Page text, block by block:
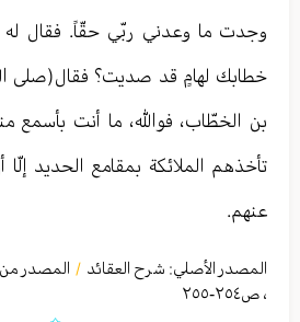
وجدت ما وعدني ربّي حقّاً. فقال له
خطابك لهامٍ قد صديت؟ فقال(صلى
بن الخطّاب، فوالله، ما أنت بأسمع
تأخذهم الملائكة بمقامع الحديد
عنهم.
المصدر الأصلي: شرح العقائد / المصدر من
، ص٢٥٤-٢٥٥